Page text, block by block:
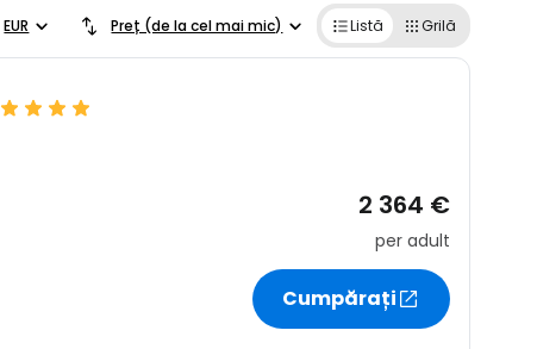
EUR Preț (de la cel mai mic) Listă Grilă
2 364 €
per adult
Cumpărați
la Cestee